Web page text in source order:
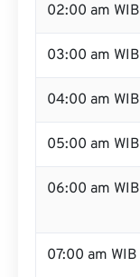
02:00 am WIB
03:00 am WIB
04:00 am WIB
05:00 am WIB
06:00 am WIB
07:00 am WIB